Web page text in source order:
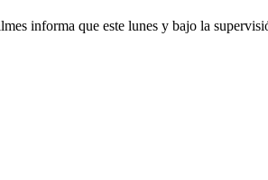
informa que este lunes y bajo la